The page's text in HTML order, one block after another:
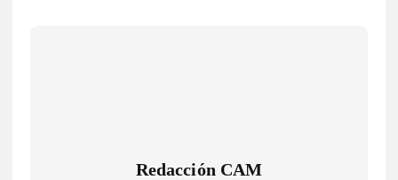
Redacción CAM